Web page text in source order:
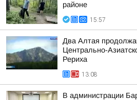
районе
15:57
Два Алтая
Центрально-
Рериха
13:08
В администрации